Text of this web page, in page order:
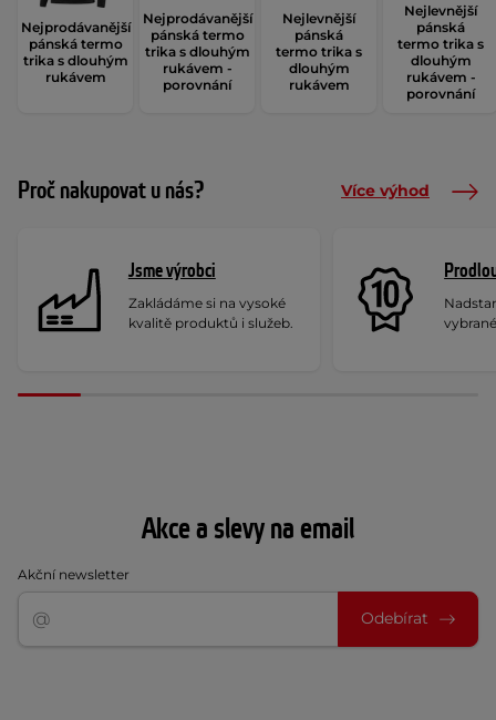
Nejprodávanější
pánská termo
trika s dlouhým
rukávem
Nejprodávanější
pánská termo
trika s dlouhým
rukávem -
porovnání
Nejlevnější
pánská
termo trika s
dlouhým
rukávem
Nejlevnější
pánská
termo trika s
dlouhým
rukávem -
porovnání
Proč nakupovat u nás? Více výhod
Jsme výrobci
Zakládáme si na vysoké
kvalitě produktů i služeb.
Akce a slevy na email
Akční newsletter
Odebírat